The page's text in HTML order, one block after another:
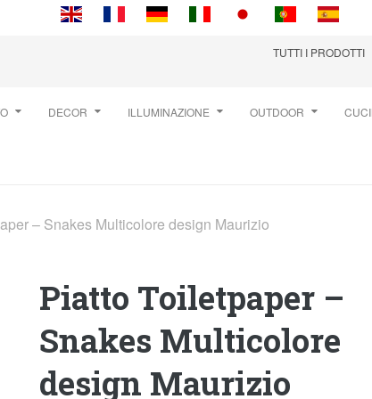
TUTTI I PRODOTTI
DECOR ILLUMINAZIONE OUTDOOR
– Snakes Multicolore design Maurizio
Piatto Toiletpaper –
Snakes Multicolore
design Maurizio